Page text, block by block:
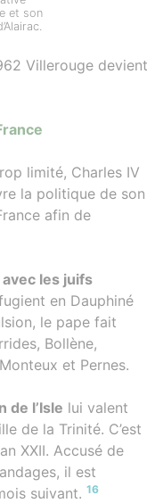
et son
Villerouge devient
limité, Charles IV
la politique de son
afin de
avec les juifs
en Dauphiné
le pape fait
Bollène,
et Pernes.
de l’Isle lui valent
de la Trinité. C’est
XXII. Accusé de
il est
suivant. 16